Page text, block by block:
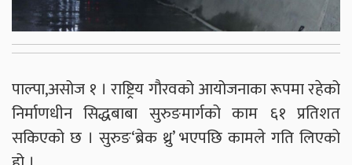
पाल्पा,असोज १ । राष्ट्रिय गौरवको आयोजनाका रूपमा रहेको
निर्माणधीन सिद्धबाबा सुरुङमार्गको काम ६१ प्रतिशत
सकिएको छ । सुरुङ‘ब्रेक थ्रु’ भएपछि कामले गति लिएको